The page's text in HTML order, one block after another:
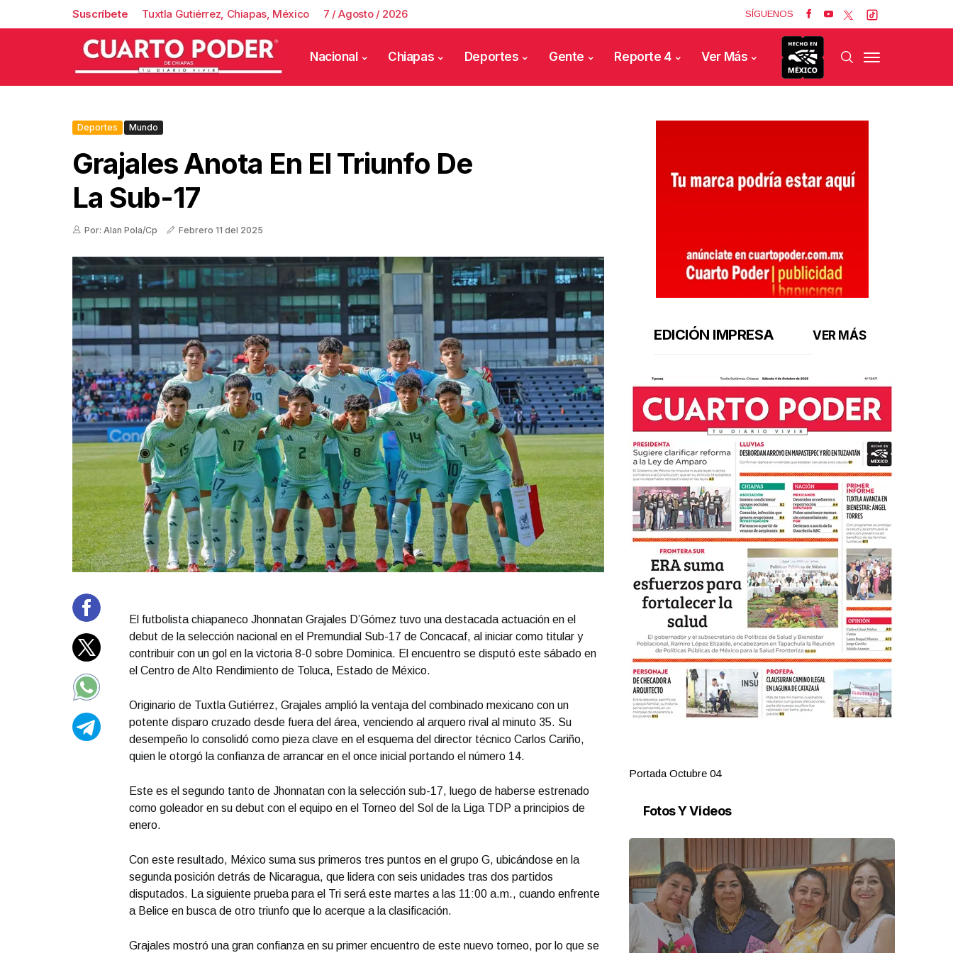
Suscríbete Tuxtla Gutiérrez, Chiapas, México 7 / Agosto / 2026 SÍGUENOS
Nacional Chiapas Deportes Gente Reporte 4 Ver Más
Deportes Mundo
Grajales Anota En El Triunfo De
La Sub-17
Por: Alan Pola/Cp Febrero 11 del 2025
El futbolista chiapaneco Jhonnatan Grajales D’Gómez tuvo una destacada actuación en el
debut de la selección nacional en el Premundial Sub-17 de Concacaf, al iniciar como titular y
contribuir con un gol en la victoria 8-0 sobre Dominica. El encuentro se disputó este sábado en
el Centro de Alto Rendimiento de Toluca, Estado de México.
Originario de Tuxtla Gutiérrez, Grajales amplió la ventaja del combinado mexicano con un
potente disparo cruzado desde fuera del área, venciendo al arquero rival al minuto 35. Su
desempeño lo consolidó como pieza clave en el esquema del director técnico Carlos Cariño,
quien le otorgó la confianza de arrancar en el once inicial portando el número 14.
Este es el segundo tanto de Jhonnatan con la selección sub-17, luego de haberse estrenado
como goleador en su debut con el equipo en el Torneo del Sol de la Liga TDP a principios de
enero.
Con este resultado, México suma sus primeros tres puntos en el grupo G, ubicándose en la
segunda posición detrás de Nicaragua, que lidera con seis unidades tras dos partidos
disputados. La siguiente prueba para el Tri será este martes a las 11:00 a.m., cuando enfrente
a Belice en busca de otro triunfo que lo acerque a la clasificación.
Grajales mostró una gran confianza en su primer encuentro de este nuevo torneo, por lo que se
EDICIÓN IMPRESA VER MÁS
Portada Octubre 04
Fotos Y Videos